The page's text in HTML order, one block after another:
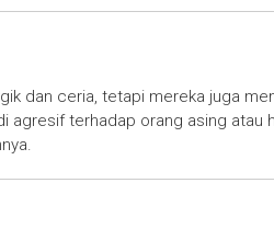
dan ceria, tetapi mereka juga
agresif terhadap orang asing atau